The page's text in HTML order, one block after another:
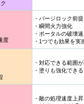
度
・パージロック前提
・瞬間火力強化
・ポータルの破壊
・1つでも効果を実
・対応できる範囲
・塗りも強化できる
・敵の処理速度上昇